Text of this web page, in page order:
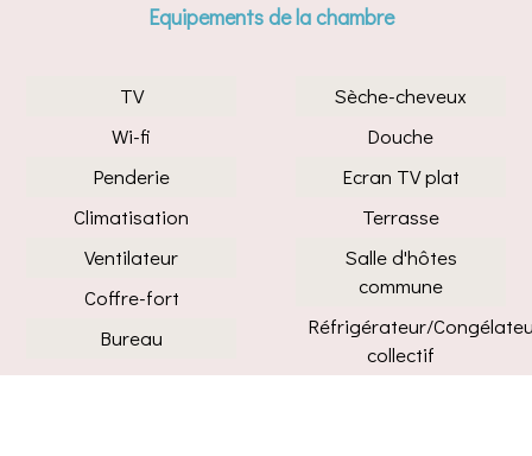
Equipements de la chambre
TV
Wi-fi
Penderie
Climatisation
Ventilateur
Coffre-fort
Bureau
Sèche-cheveux
Douche
Ecran TV plat
Terrasse
Salle d'hôtes
commune
Réfrigérateur/
collectif